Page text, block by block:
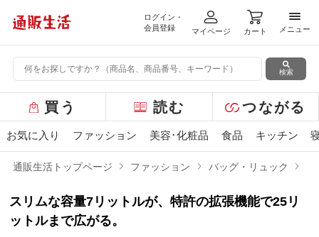
ログイン・
会員登録
マイページ カート
メニ
メニュー
検索
ー
バ
ュ
買う 読む つながる
お気に入り ファッション 美容･化粧品 食品 キッチン
通販生活トップページ ファッション バッグ・リュック
スリムな容量7リットルが、特許の拡張機能で25リ
ットルまで広がる。